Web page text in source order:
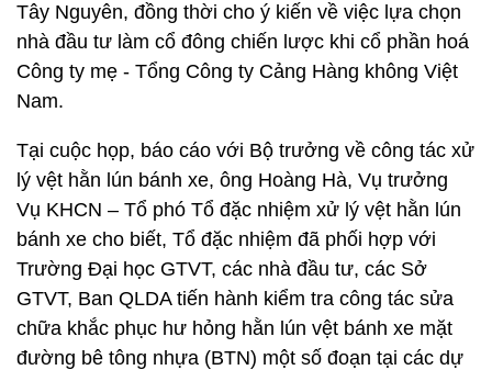
Tây Nguyên, đồng thời cho ý kiến về việc lựa chọn
nhà đầu tư làm cổ đông chiến lược khi cổ phần hoá
Công ty mẹ - Tổng Công ty Cảng Hàng không Việt
Nam.
Tại cuộc họp, báo cáo với Bộ trưởng về công tác xử
lý vệt hằn lún bánh xe, ông Hoàng Hà, Vụ trưởng
Vụ KHCN – Tổ phó Tổ đặc nhiệm xử lý vệt hằn lún
bánh xe cho biết, Tổ đặc nhiệm đã phối hợp với
Trường Đại học GTVT, các nhà đầu tư, các Sở
GTVT, Ban QLDA tiến hành kiểm tra công tác sửa
chữa khắc phục hư hỏng hằn lún vệt bánh xe mặt
đường bê tông nhựa (BTN) một số đoạn tại các dự